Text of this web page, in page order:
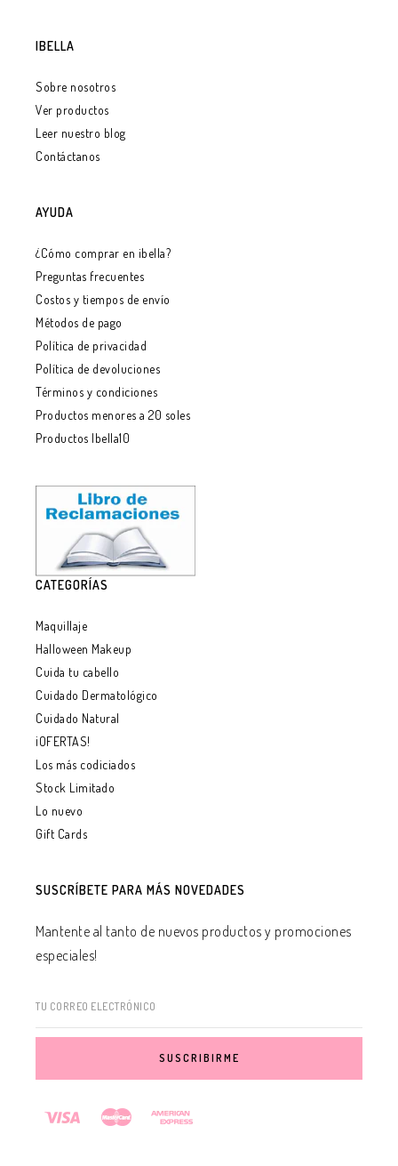
IBELLA
Sobre nosotros
Ver productos
Leer nuestro blog
Contáctanos
AYUDA
¿Cómo comprar en ibella?
Preguntas frecuentes
Costos y tiempos de envío
Métodos de pago
Política de privacidad
Política de devoluciones
Términos y condiciones
Productos menores a 20 soles
Productos Ibella10
CATEGORÍAS
Maquillaje
Halloween Makeup
Cuida tu cabello
Cuidado Dermatológico
Cuidado Natural
¡OFERTAS!
Los más codiciados
Stock Limitado
Lo nuevo
Gift Cards
SUSCRÍBETE PARA MÁS NOVEDADES
Mantente al tanto de nuevos productos y promociones
especiales!
TU CORREO ELECTRÓNICO